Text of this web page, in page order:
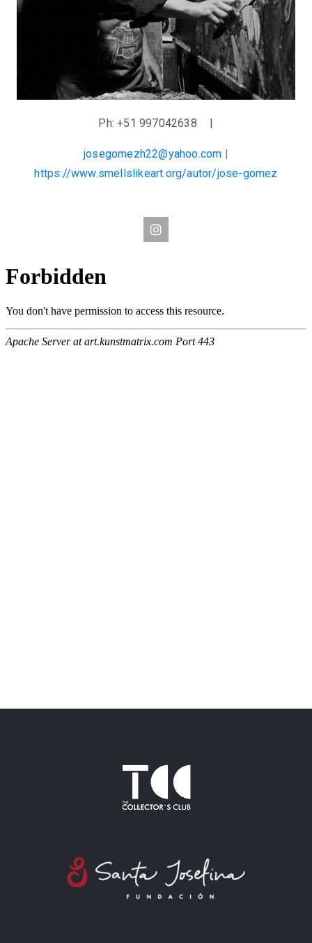
Ph: +51 997042638 |
josegomezh22@yahoo.com |
https://www.smellslikeart.org/autor/jose-gomez